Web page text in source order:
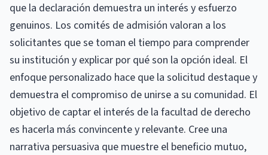
que la declaración demuestra un interés y esfuerzo
genuinos. Los comités de admisión valoran a los
solicitantes que se toman el tiempo para comprender
su institución y explicar por qué son la opción ideal. El
enfoque personalizado hace que la solicitud destaque y
demuestra el compromiso de unirse a su comunidad. El
objetivo de captar el interés de la facultad de derecho
es hacerla más convincente y relevante. Cree una
narrativa persuasiva que muestre el beneficio mutuo,